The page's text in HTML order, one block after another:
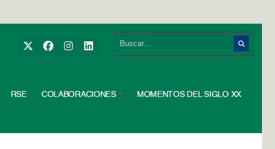
RSE COLABORACIONES MOMENTOS DEL SIGLO XX